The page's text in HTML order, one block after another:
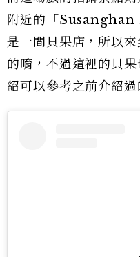
附近的「Susanghan
是一間貝果店，所以
的唷，不過這裡的貝
紹可以參考之前介紹過